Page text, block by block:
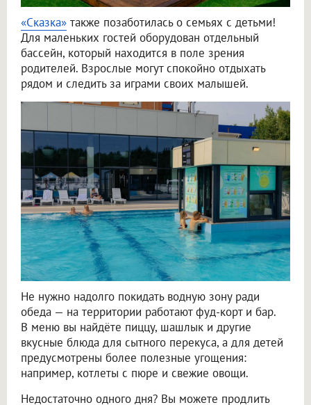
«Сказка» также позаботилась о семьях с детьми!
Для маленьких гостей оборудован отдельный
бассейн, который находится в поле зрения
родителей. Взрослые могут спокойно отдыхать
рядом и следить за играми своих малышей.
Не нужно надолго покидать водную зону ради
обеда — на территории работают фуд-корт и бар.
В меню вы найдёте пиццу, шашлык и другие
вкусные блюда для сытного перекуса, а для детей
предусмотрены более полезные угощения:
например, котлеты с пюре и свежие овощи.
Недостаточно одного дня? Вы можете продлить